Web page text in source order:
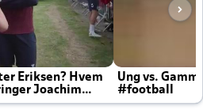
Eriksen? Hvem
Joachim
Ung vs.
#football